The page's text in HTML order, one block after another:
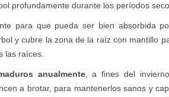
profundamente durante los períodos
para que pueda ser bien absorbida
y cubre la zona de la raíz con mantillo
las raíces.
anualmente, a fines del
a brotar, para mantenerlos sanos y